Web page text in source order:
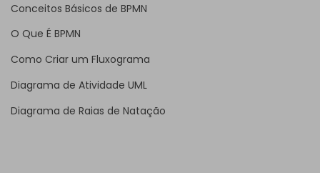
Conceitos Básicos de BPMN
O Que É BPMN
Como Criar um Fluxograma
Diagrama de Atividade UML
Diagrama de Raias de Natação